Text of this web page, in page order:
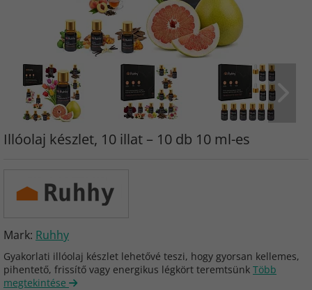
Illóolaj készlet, 10 illat – 10 db 10 ml-es
Mark: Ruhhy
Gyakorlati illóolaj készlet lehetővé teszi, hogy gyorsan kellemes,
pihentető, frissítő vagy energikus légkört teremtsünk Több
megtekintése